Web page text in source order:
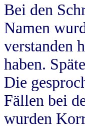
Bei den
Namen
verstanden
haben.
Die
Fällen bei
wurden